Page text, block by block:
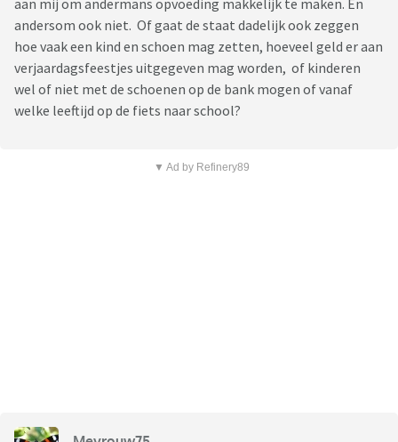
aan mij om andermans opvoeding makkelijk te maken. En
andersom ook niet. Of gaat de staat dadelijk ook zeggen
hoe vaak een kind en schoen mag zetten, hoeveel geld er aan
verjaardagsfeestjes uitgegeven mag worden, of kinderen
wel of niet met de schoenen op de bank mogen of vanaf
welke leeftijd op de fiets naar school?
▼ Ad by Refinery89